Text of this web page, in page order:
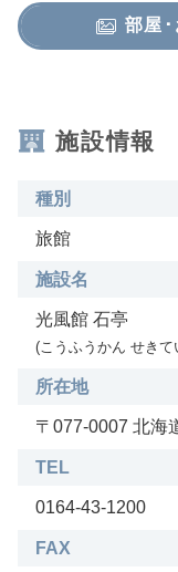
部屋･
施設情報
種別
旅館
施設名
光風館 石亭
(こうふうかん せきて
所在地
〒077-0007 北海
TEL
0164-43-1200
FAX